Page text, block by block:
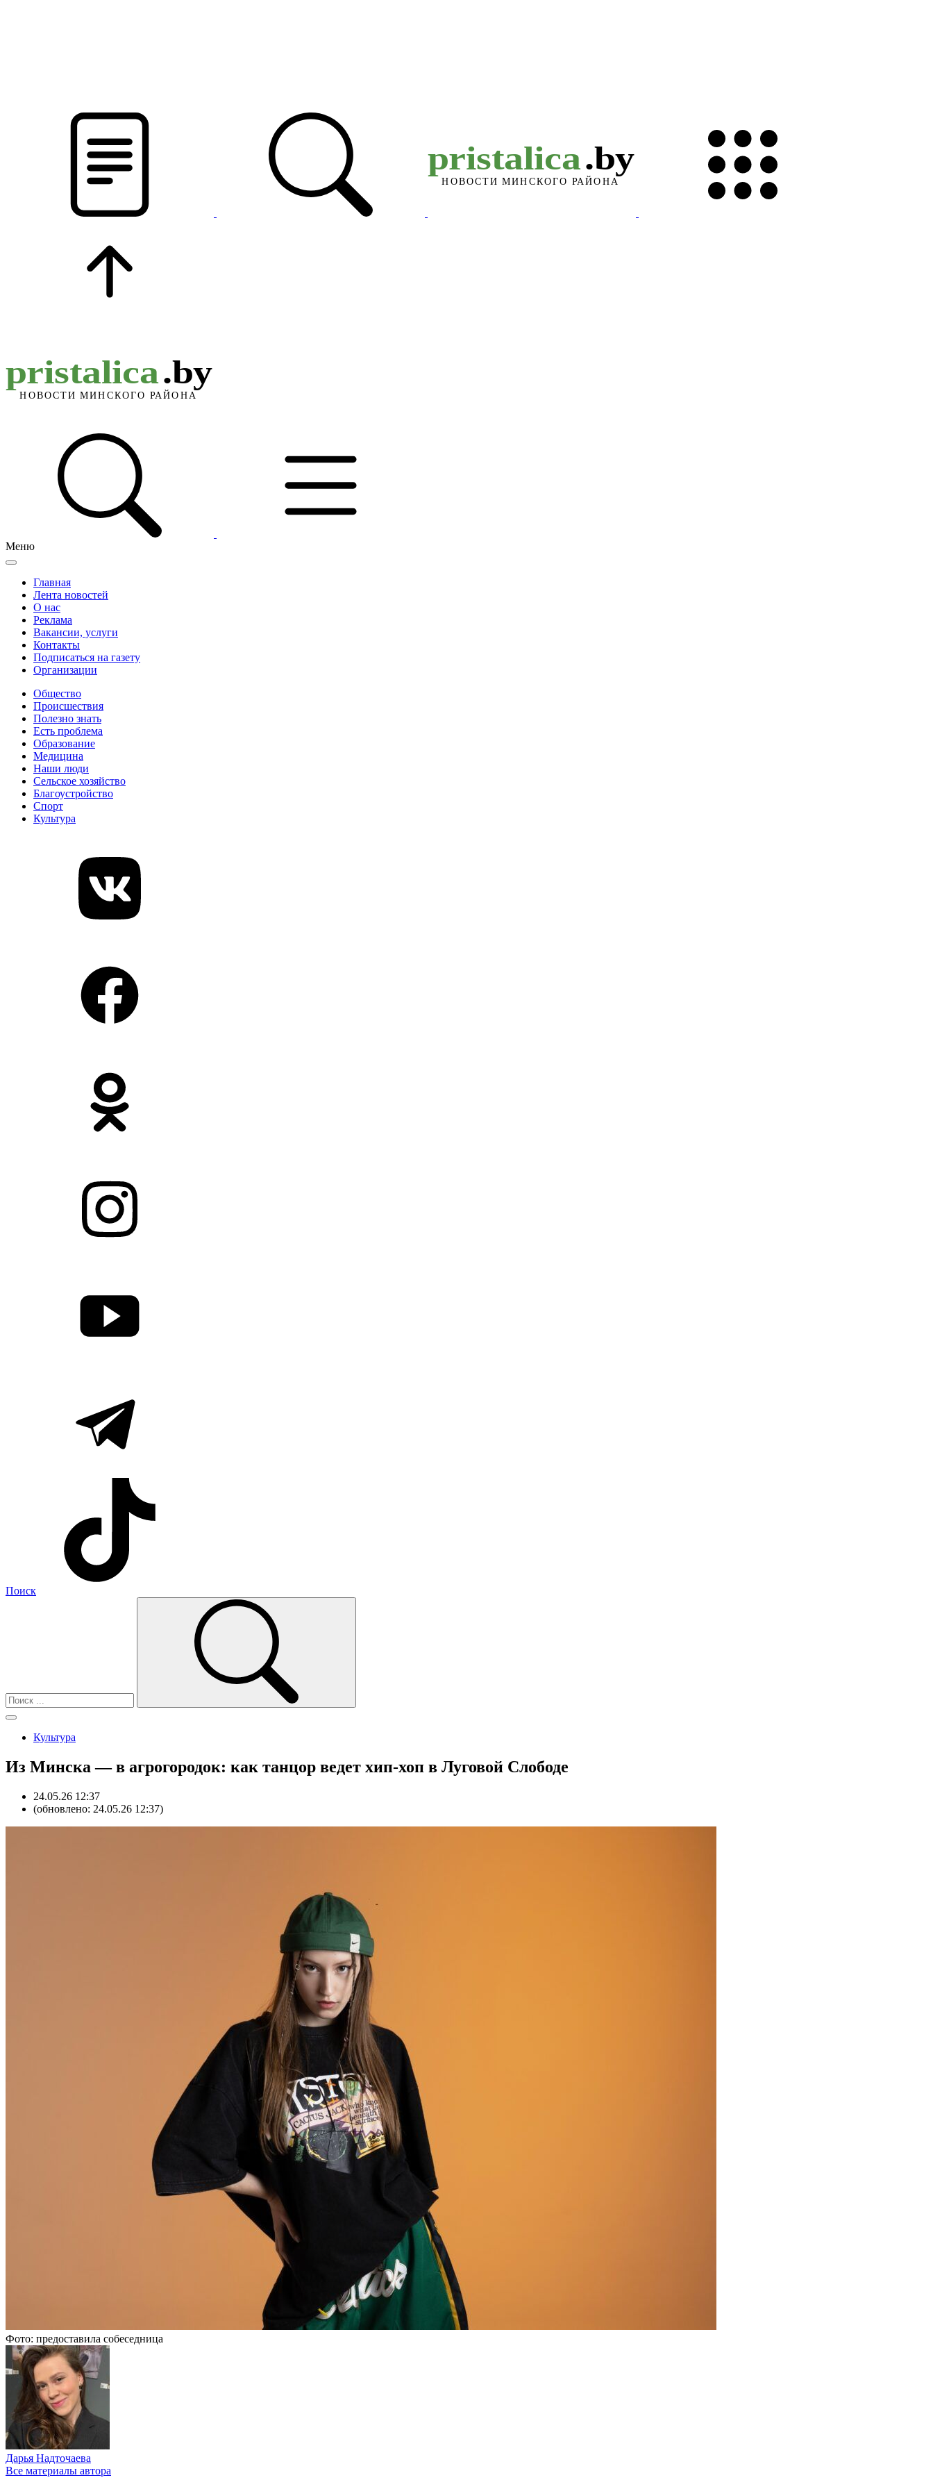
Меню
Главная
Лента новостей
О нас
Реклама
Вакансии, услуги
Контакты
Подписаться на газету
Организации
Общество
Происшествия
Полезно знать
Есть проблема
Образование
Медицина
Наши люди
Сельское хозяйство
Благоустройство
Спорт
Культура
Поиск
Культура
Из Минска — в агрогородок: как танцор ведет хип-хоп в Луговой Слободе
24.05.26 12:37
(обновлено: 24.05.26 12:37)
Фото: предоставила собеседница
Дарья Надточаева
Все материалы автора